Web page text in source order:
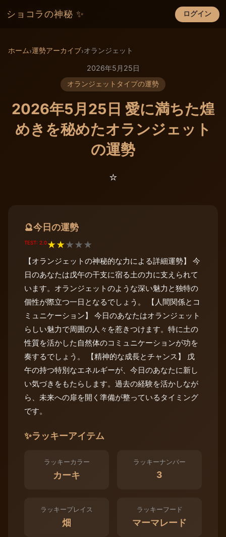
ショコラの神秘 ✨ ログイン
×
ホーム›運勢アーカイブ›オランジェット
2026年5月25日
オランジェットタイプの運勢
2026年5月25日 愛に満ちた煌
めきを秘めたオランジェット
の運勢
⭐️
🔮今日の運勢
TEST: 2.0★★★★★
【オランジェットの神秘的な力による詳細運勢】 今
日のあなたは戊午の干支に宿る土の力に支えられて
います。オランジェットのような深い魅力と独特の
個性が際立つ一日となるでしょう。 【人間関係とコ
ミュニケーション】 今日のあなたはオランジェット
らしい魅力で周囲の人々を惹きつけます。特に土の
性質を活かした自然体のコミュニケーションが功を
奏するでしょう。 【精神的な成長とチャンス】 戊
午の持つ特別なエネルギーが、今日のあなたに新し
い気づきをもたらします。過去の経験を活かしなが
ら、未来への扉を開く準備が整っているタイミング
です。
✨ラッキーアイテム
ラッキーカラー
カーキ
ラッキーナンバー
3
ラッキープレイス
畑
ラッキーフード
マーマレード